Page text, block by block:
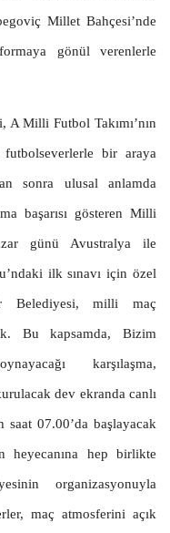
Millet Bahçesi’nde
gönül verenlerle
Milli Futbol Takımı’nın
futbolseverlerle bir araya
sonra ulusal anlamda
başarısı gösteren Milli
günü Avustralya ile
ilk sınavı için özel
Belediyesi, milli maç
Bu kapsamda, Bizim
karşılaşma,
dev ekranda canlı
saat 07.00’da başlayacak
heyecanına hep birlikte
organizasyonuyla
maç atmosferini açık